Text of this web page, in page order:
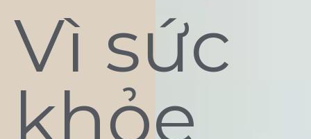
Vì sức
khỏe